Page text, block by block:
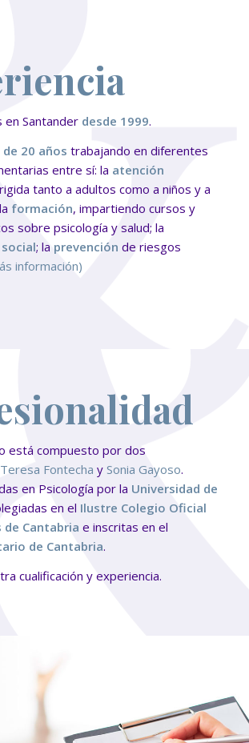
en Santander desde 1999.
de 20 años trabajando en diferentes
entre sí: la atención
tanto a adultos como a niños y a
formación, impartiendo cursos y
sobre psicología y salud; la
; la prevención de riesgos
información)
está compuesto por dos
Teresa Fontecha y Sonia Gayoso.
en Psicología por la Universidad de
en el Ilustre Colegio Oficial
Cantabria e inscritas en el
de Cantabria.
cualificación y experiencia.